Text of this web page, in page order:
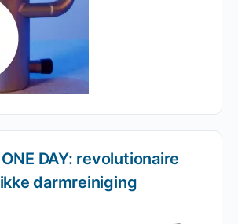
DAY: revolutionaire
darmreiniging